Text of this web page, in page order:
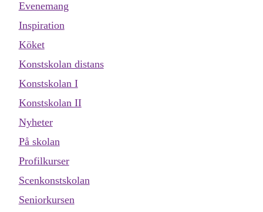
Evenemang
Inspiration
Köket
Konstskolan distans
Konstskolan I
Konstskolan II
Nyheter
På skolan
Profilkurser
Scenkonstskolan
Seniorkursen